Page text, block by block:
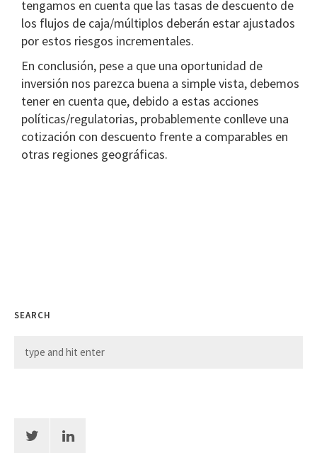
tengamos en cuenta que las tasas de descuento de
los flujos de caja/múltiplos deberán estar ajustados
por estos riesgos incrementales.
En conclusión, pese a que una oportunidad de
inversión nos parezca buena a simple vista, debemos
tener en cuenta que, debido a estas acciones
políticas/regulatorias, probablemente conlleve una
cotización con descuento frente a comparables en
otras regiones geográficas.
SEARCH